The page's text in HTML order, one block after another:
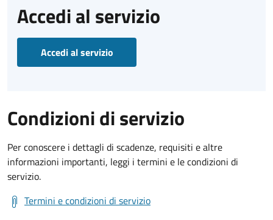
Accedi al servizio
Accedi al servizio
Condizioni di servizio
Per conoscere i dettagli di scadenze, requisiti e altre
informazioni importanti, leggi i termini e le condizioni di
servizio.
Termini e condizioni di servizio